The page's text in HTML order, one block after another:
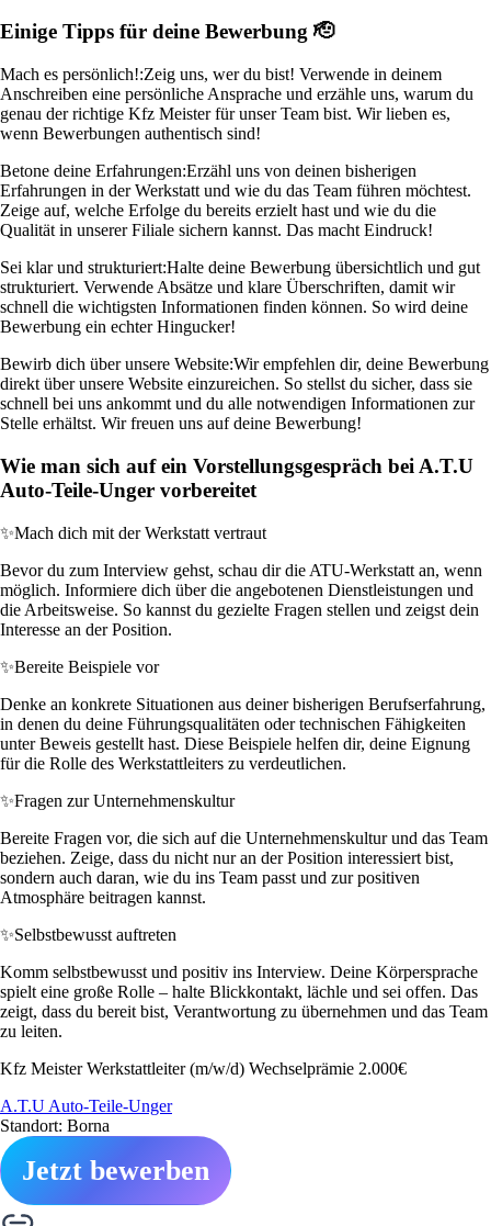
Einige Tipps für deine Bewerbung 🫡
Mach es persönlich!:Zeig uns, wer du bist! Verwende in deinem
Anschreiben eine persönliche Ansprache und erzähle uns, warum du
genau der richtige Kfz Meister für unser Team bist. Wir lieben es,
wenn Bewerbungen authentisch sind!
Betone deine Erfahrungen:Erzähl uns von deinen bisherigen
Erfahrungen in der Werkstatt und wie du das Team führen möchtest.
Zeige auf, welche Erfolge du bereits erzielt hast und wie du die
Qualität in unserer Filiale sichern kannst. Das macht Eindruck!
Sei klar und strukturiert:Halte deine Bewerbung übersichtlich und gut
strukturiert. Verwende Absätze und klare Überschriften, damit wir
schnell die wichtigsten Informationen finden können. So wird deine
Bewerbung ein echter Hingucker!
Bewirb dich über unsere Website:Wir empfehlen dir, deine Bewerbung
direkt über unsere Website einzureichen. So stellst du sicher, dass sie
schnell bei uns ankommt und du alle notwendigen Informationen zur
Stelle erhältst. Wir freuen uns auf deine Bewerbung!
Wie man sich auf ein Vorstellungsgespräch bei A.T.U
Auto-Teile-Unger vorbereitet
✨Mach dich mit der Werkstatt vertraut
Bevor du zum Interview gehst, schau dir die ATU-Werkstatt an, wenn
möglich. Informiere dich über die angebotenen Dienstleistungen und
die Arbeitsweise. So kannst du gezielte Fragen stellen und zeigst dein
Interesse an der Position.
✨Bereite Beispiele vor
Denke an konkrete Situationen aus deiner bisherigen Berufserfahrung,
in denen du deine Führungsqualitäten oder technischen Fähigkeiten
unter Beweis gestellt hast. Diese Beispiele helfen dir, deine Eignung
für die Rolle des Werkstattleiters zu verdeutlichen.
✨Fragen zur Unternehmenskultur
Bereite Fragen vor, die sich auf die Unternehmenskultur und das Team
beziehen. Zeige, dass du nicht nur an der Position interessiert bist,
sondern auch daran, wie du ins Team passt und zur positiven
Atmosphäre beitragen kannst.
✨Selbstbewusst auftreten
Komm selbstbewusst und positiv ins Interview. Deine Körpersprache
spielt eine große Rolle – halte Blickkontakt, lächle und sei offen. Das
zeigt, dass du bereit bist, Verantwortung zu übernehmen und das Team
zu leiten.
Kfz Meister Werkstattleiter (m/w/d) Wechselprämie 2.000€
A.T.U Auto-Teile-Unger
Standort: Borna
Jetzt bewerben